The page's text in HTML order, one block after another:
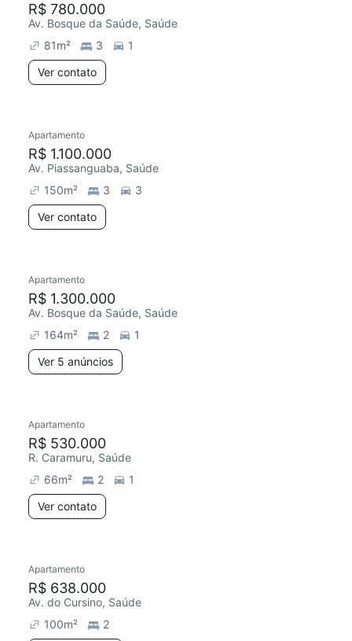
R$ 780.000
Av. Bosque da Saúde, Saúde
81m² 3
1
Ver contato
Apartamento
R$ 1.100.000
Av. Piassanguaba, Saúde
150m² 3
3
Ver contato
Apartamento
R$ 1.300.000
Av. Bosque da Saúde, Saúde
164m² 2
1
Ver 5 anúncios
Apartamento
R$ 530.000
R. Caramuru, Saúde
66m² 2
1
Ver contato
Apartamento
R$ 638.000
Av. do Cursino, Saúde
100m²
2